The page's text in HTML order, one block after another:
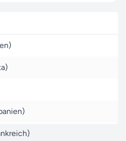
und Marseille, die mit
und lebendigen
(Italien). Am 07.
ab und kehren nach 7
2027, nach Messina
Seite dürfen Sie sich auf
voller unvergesslicher